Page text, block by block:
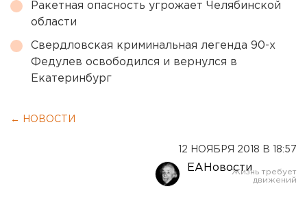
Ракетная опасность угрожает Челябинской
области
Свердловская криминальная легенда 90-х
Федулев освободился и вернулся в
Екатеринбург
← НОВОСТИ
12 НОЯБРЯ 2018 В 18:57
ЕАНовости